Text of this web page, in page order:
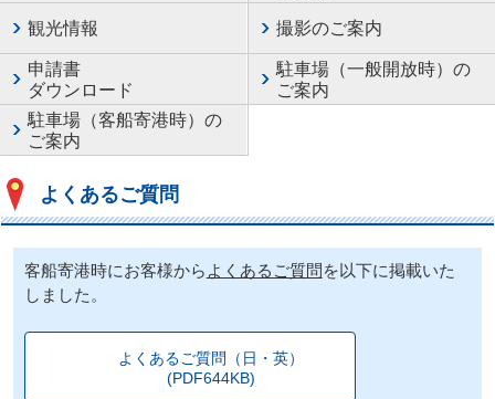
観光情報 撮影のご案内
申請書
ダウンロード
駐車場（一般開放時）の
ご案内
駐車場（客船寄港時）の
ご案内
よくあるご質問
客船寄港時にお客様から よくあるご質問 を以下に掲載いた
しました。
よくあるご質問（日・英）
(PDF644KB)